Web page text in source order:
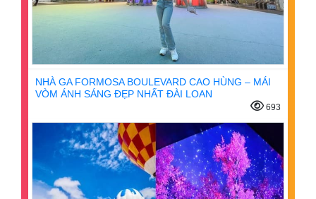
NHÀ GA FORMOSA BOULEVARD CAO HÙNG – MÁI
VÒM ÁNH SÁNG ĐẸP NHẤT ĐÀI LOAN
693